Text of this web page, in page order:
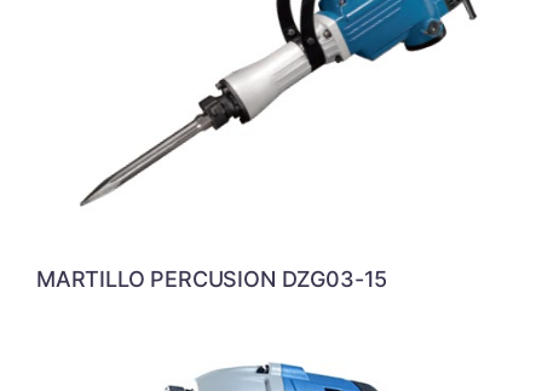
MARTILLO PERCUSION DZG03-15